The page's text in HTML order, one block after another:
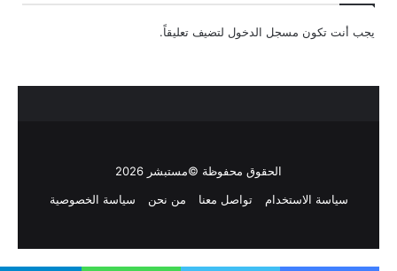
يجب أنت تكون مسجل الدخول لتضيف تعليقاً.
الحقوق محفوظة ©مستبشر 2026
سياسة الاستخدام
تواصل معنا من نحن سياسة الخصوصية